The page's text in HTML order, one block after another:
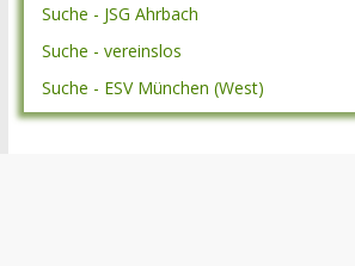
Suche - JSG Ahrbach
Suche - vereinslos
Suche - ESV München (West)